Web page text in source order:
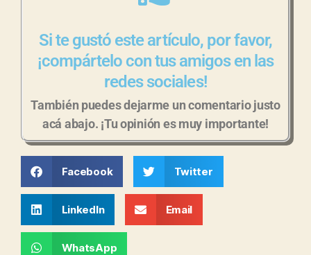
Si te gustó este artículo, por favor,
¡compártelo con tus amigos en las
redes sociales!
También puedes dejarme un comentario justo
acá abajo. ¡Tu opinión es muy importante!
Facebook Twitter
LinkedIn Email
WhatsApp